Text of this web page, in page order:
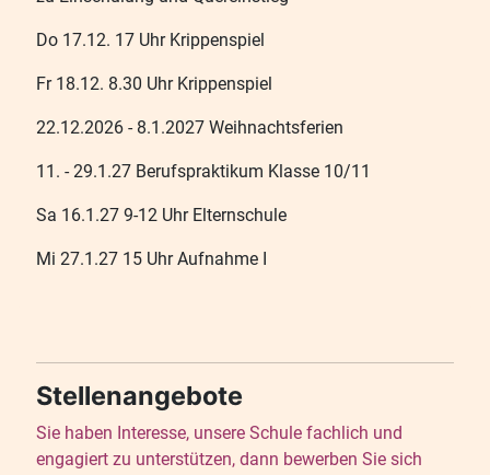
Do 17.12. 17 Uhr Krippenspiel
Fr 18.12. 8.30 Uhr Krippenspiel
22.12.2026 - 8.1.2027 Weihnachtsferien
11. - 29.1.27 Berufspraktikum Klasse 10/11
Sa 16.1.27 9-12 Uhr Elternschule
Mi 27.1.27 15 Uhr Aufnahme I
Stellenangebote
Sie haben Interesse, unsere Schule fachlich und
engagiert zu unterstützen, dann bewerben Sie sich